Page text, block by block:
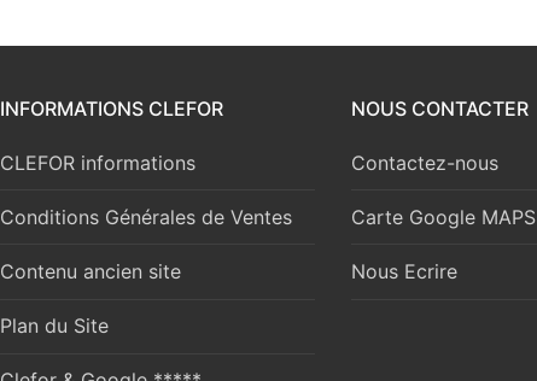
INFORMATIONS CLEFOR
CLEFOR informations
Conditions Générales de Ventes
Contenu ancien site
Plan du Site
NOUS CONTACTER
Contactez-nous
Carte Google MAPS
Nous Ecrire